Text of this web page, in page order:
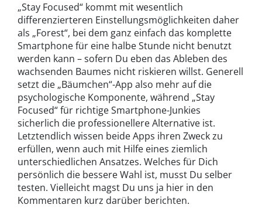
„Stay Focused“ kommt mit wesentlich
differenzierteren Einstellungsmöglichkeiten daher
als „Forest“, bei dem ganz einfach das komplette
Smartphone für eine halbe Stunde nicht benutzt
werden kann – sofern Du eben das Ableben des
wachsenden Baumes nicht riskieren willst. Generell
setzt die „Bäumchen“-App also mehr auf die
psychologische Komponente, während „Stay
Focused“ für richtige Smartphone-Junkies
sicherlich die professionellere Alternative ist.
Letztendlich wissen beide Apps ihren Zweck zu
erfüllen, wenn auch mit Hilfe eines ziemlich
unterschiedlichen Ansatzes. Welches für Dich
persönlich die bessere Wahl ist, musst Du selber
testen. Vielleicht magst Du uns ja hier in den
Kommentaren kurz darüber berichten.